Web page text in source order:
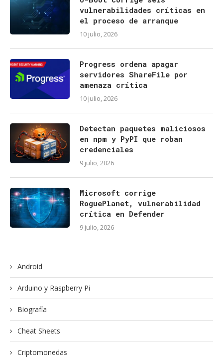
vulnerabilidades críticas en
el proceso de arranque
10 julio, 2026
Progress ordena apagar
servidores ShareFile por
amenaza crítica
10 julio, 2026
Detectan paquetes maliciosos
en npm y PyPI que roban
credenciales
9 julio, 2026
Microsoft corrige
RoguePlanet, vulnerabilidad
crítica en Defender
9 julio, 2026
Android
Arduino y Raspberry Pi
Biografía
Cheat Sheets
Criptomonedas